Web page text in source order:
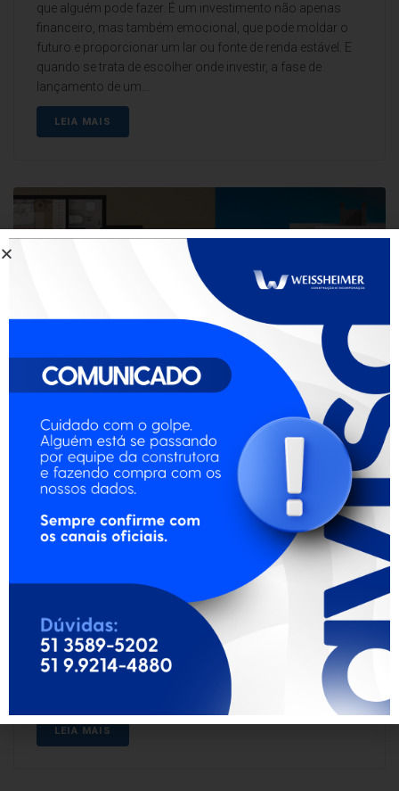
que alguém pode fazer. É um investimento não apenas
financeiro, mas também emocional, que pode moldar o
futuro e proporcionar um lar ou fonte de renda estável. E
quando se trata de escolher onde investir, a fase de
lançamento de um...
LEIA MAIS
PorWeissheimer Engenharia
Dicas
Postou
1 de abril de 2024
Perguntas para quem pensa em comprar
Está pensando em comprar um imóvel na planta, mas
tem dúvidas sobre por onde começar? É natural que elas
surjam durante o processo. Para ajudar, confira uma lista
de perguntas que vão ajudar você a entender alguns
tópicos para você conseguir tomar a melhor decisão
LEIA MAIS